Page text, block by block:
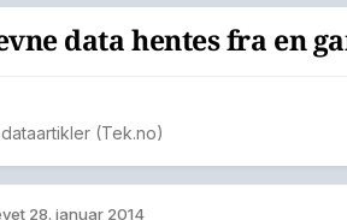
data hentes fra en
(Tek.no)
28. januar 2014